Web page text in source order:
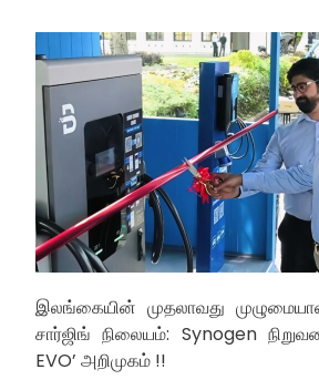
இலங்கையின் முதலாவது
சார்ஜிங் நிலையம்: Synogen
EVO’ அறிமுகம் !!